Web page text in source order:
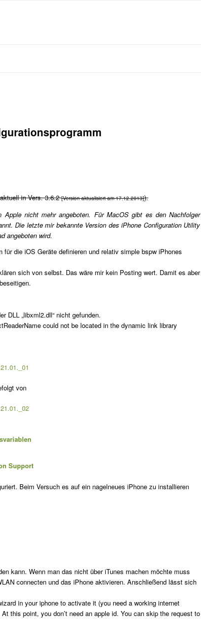
in Vers. 3.6.2[Version aktualisiert am 17.12.2013]).
nicht mehr angeboten. Für MacOS gibt es den Nachfolger
Die letzte mir bekannte Version des iPhone Configuration Utility
angeboten wird.
die iOS Geräte definieren und relativ simple bspw iPhones
sich von selbst. Das wäre mir kein Posting wert. Damit es aber
DLL „libxml2.dll“ nicht gefunden.
could not be located in the dynamic link library
von
Support
Beim Versuch es auf ein nagelneues iPhone zu installieren
kann. Wenn man das nicht über iTunes machen möchte muss
connecten und das iPhone aktivieren. Anschließend lässt sich
in your iphone to activate it (you need a working internet
this point, you don’t need an apple id. You can skip the request to